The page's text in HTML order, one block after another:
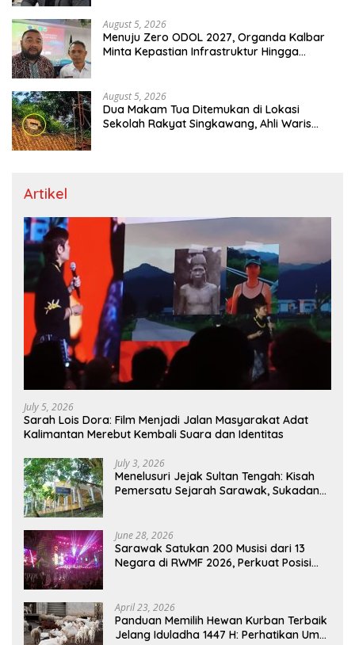
August 5, 2026
Menuju Zero ODOL 2027, Organda Kalbar
Minta Kepastian Infrastruktur Hingga
August 5, 2026
Dua Makam Tua Ditemukan di Lokasi
Sekolah Rakyat Singkawang, Ahli Waris
Artikel
July 5, 2026
Sarah Lois Dora: Film Menjadi Jalan Masyarakat Adat
Kalimantan Merebut Kembali Suara dan Identitas
July 3, 2026
Menelusuri Jejak Sultan Tengah: Kisah
Pemersatu Sejarah Sarawak, Sukadana,
June 28, 2026
Sarawak Satukan 200 Musisi dari 13
Negara di RWMF 2026, Perkuat Posisi
April 23, 2026
Panduan Memilih Hewan Kurban Terbaik
Jelang Iduladha 1447 H: Perhatikan Umur